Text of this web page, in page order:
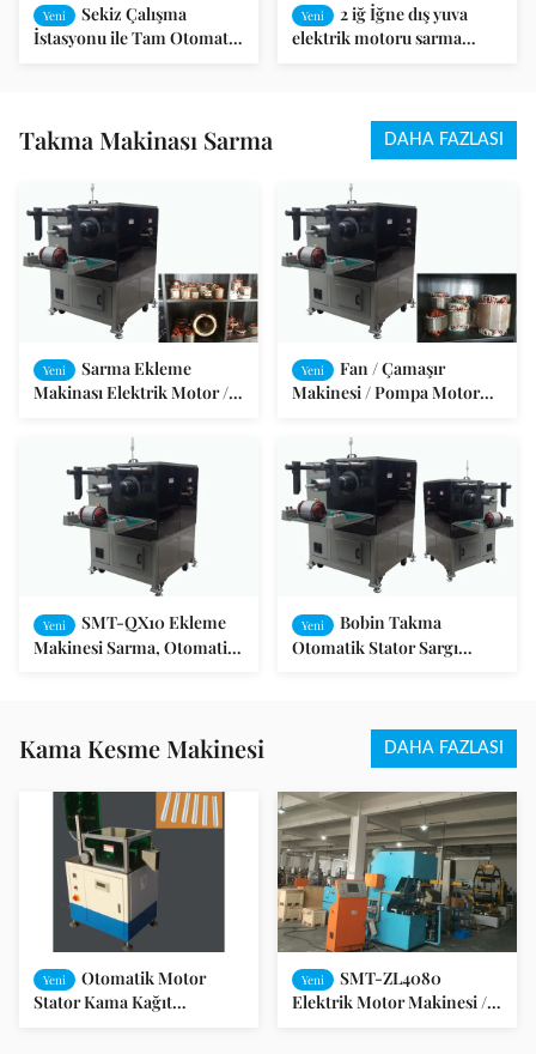
Yeni
Sekiz Çalışma
İstasyonu ile Tam Otomatik
Yeni
2 iğ İğne dış yuva
elektrik motoru sarma
Takma Makinası Sarma DAHA FAZLASI
Yeni
Sarma Ekleme
Makinası Elektrik Motor /
Yeni
Fan / Çamaşır
Makinesi / Pompa Motor
Takma Makinası
Yeni
SMT-QX10 Ekleme
Makinesi Sarma, Otomatik
Yeni
Bobin Takma
Otomatik Stator Sargı
Kama Kesme Makinesi DAHA FAZLASI
Yeni
Otomatik Motor
Stator Kama Kağıt
Yeni
SMT-ZL4080
Elektrik Motor Makinesi /